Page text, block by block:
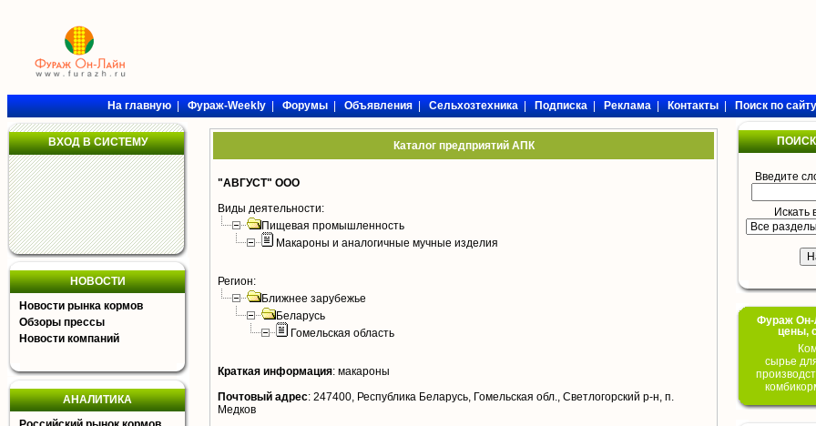
На главную|Фураж-Weekly|Форумы|Объявления|Сельхозтехника|Подписка|Реклама|Контакты|Поиск по сайту
ВХОД В СИСТЕМУ
НОВОСТИ
Новости рынка кормов
Обзоры прессы
Новости компаний
АНАЛИТИКА
Каталог предприятий АПК
"АВГУСТ" ООО
Виды деятельности:
Пищевая промышленность
Макароны и аналогичные мучные изделия
Регион:
Ближнее зарубежье
Беларусь
Гомельская область
Краткая информация: макароны
Почтовый адрес: 247400, Республика Беларусь, Гомельская обл., Светлогорский р-н, п.
Медков
Введите
Искать
Фураж Он-
цены,
сырье